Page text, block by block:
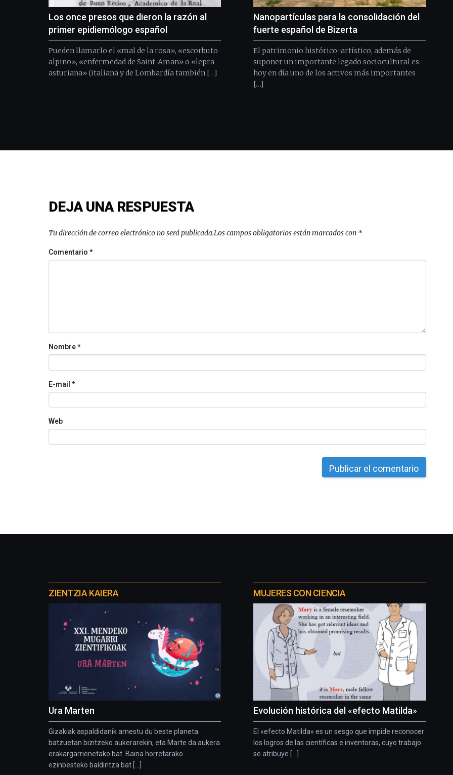
Los once presos que dieron la razón al
primer epidiemólogo español
Pueden llamarlo el «mal de la rosa», «escorbuto
alpino», «enfermedad de Saint-Aman» o «lepra
asturiana» (italiana y de Lombardía también […]
Nanopartículas para la consolidación del
fuerte español de Bizerta
El patrimonio histórico-artístico, además de
suponer un importante legado sociocultural es
hoy en día uno de los activos más importantes
[…]
DEJA UNA RESPUESTA
Tu dirección de correo electrónico no será publicada.Los campos obligatorios están marcados con *
Comentario*
Nombre*
E-mail *
Web
proyectos
ZIENTZIA KAIERA
Ura Marten
Gizakiak aspaldidanik amestu du beste planeta
batzuetan bizitzeko aukerarekin, eta Marte da aukera
erakargarrienetako bat. Baina horretarako
ezinbesteko baldintza bat [...]
MUJERES CON CIENCIA
Evolución histórica del «efecto Matilda»
El «efecto Matilda» es un sesgo que impide reconocer
los logros de las científicas e inventoras, cuyo trabajo
se atribuye [...]